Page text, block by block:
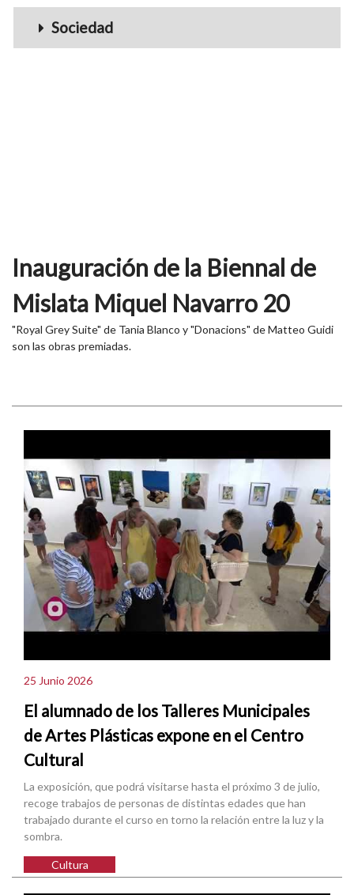
Sociedad
Inauguración de la Biennal de
Mislata Miquel Navarro 20
"Royal Grey Suite" de Tania Blanco y "Donacions" de Matteo Guidi
son las obras premiadas.
25 Junio 2026
El alumnado de los Talleres Municipales
de Artes Plásticas expone en el Centro
Cultural
La exposición, que podrá visitarse hasta el próximo 3 de julio,
recoge trabajos de personas de distintas edades que han
trabajado durante el curso en torno la relación entre la luz y la
sombra.
Cultura